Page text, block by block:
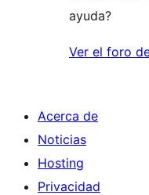
ayuda?
Ver el foro
Acerca de
Noticias
Hosting
Privacidad